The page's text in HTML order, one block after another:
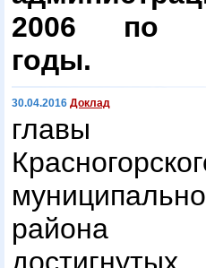
2006 по
годы.
30.04.2016 Доклад
главы